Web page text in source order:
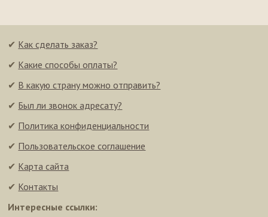
✔ Как сделать заказ?
✔ Какие способы оплаты?
✔ В какую страну можно отправить?
✔ Был ли звонок адресату?
✔ Политика конфиденциальности
✔ Пользовательское соглашение
✔ Карта сайта
✔ Контакты
Интересные ссылки: